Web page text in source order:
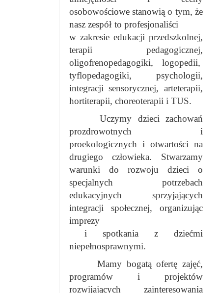
osobowościowe stanowią o tym, że
nasz zespół to profesjonaliści
w zakresie edukacji przedszkolnej,
terapii pedagogicznej,
oligofrenopedagogiki, logopedii,
tyflopedagogiki, psychologii,
integracji sensorycznej, arteterapii,
hortiterapii, choreoterapii i TUS.
Uczymy dzieci zachowań
prozdrowotnych i
proekologicznych i otwartości na
drugiego człowieka. Stwarzamy
warunki do rozwoju dzieci o
specjalnych potrzebach
edukacyjnych sprzyjających
integracji społecznej, organizując
imprezy
i spotkania z dziećmi
niepełnosprawnymi.
Mamy bogatą ofertę zajęć,
programów i projektów
rozwijających zainteresowania